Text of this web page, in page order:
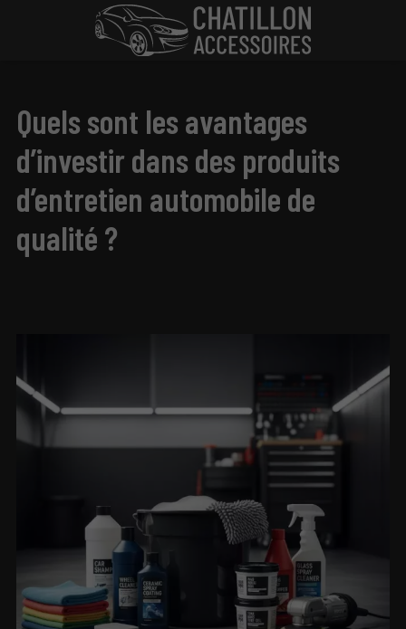
Quels sont les avantages
d’investir dans des produits
d’entretien automobile de
qualité ?